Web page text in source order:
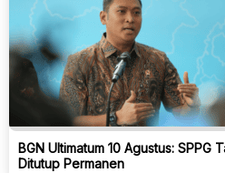
BGN Ultimatum 10 Agustus: SPPG
Ditutup Permanen